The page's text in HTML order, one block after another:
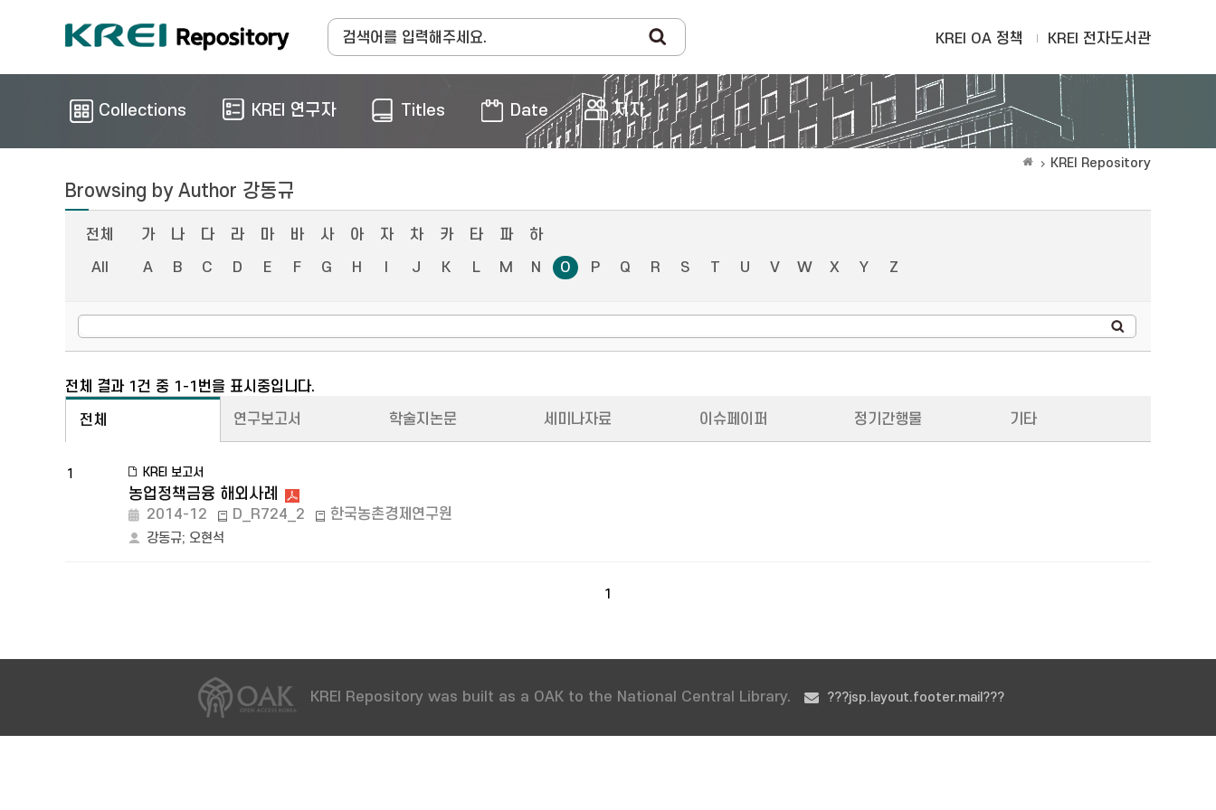
KREI OA 정책 KREI 전자도서관
Collections KREI 연구자 Titles Date 저자
KREI Repository
Browsing by Author 강동규
전체 가 나 다 라 마 바 사 아 자 차 카 타 파
하
All
A B C D E F G H J K L M N O P Q R S T U V W X Y Z
전체 결과 1건 중 1-1번을 표시중입니다.
전체 연구보고서 학술지논문 세미나자료 이슈페이퍼 정기간행물 기타
1 KREI 보고서
농업정책금융 해외사례
2014-12 D_R724_2 한국농촌경제연구원
강동규; 오현석
1
KREI Repository was built as a OAK to the National Central Library. ???jsp.layout.footer.mail???